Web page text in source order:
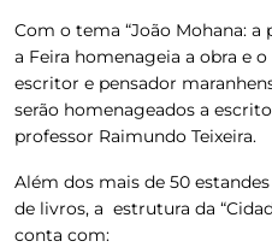
Com o tema “João Mohana: a
a Feira homenageia a obra e
escritor e pensador
serão homenageados a
professor Raimundo Teixeira.
Além dos mais de 50
de livros, a estrutura da
conta com: